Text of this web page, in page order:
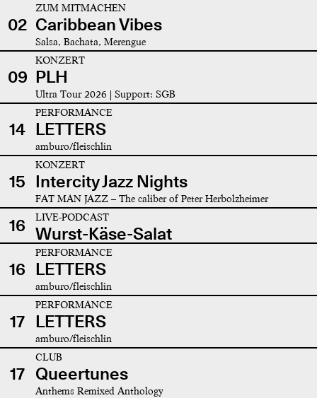
02
ZUM MITMACHEN
Caribbean Vibes
Salsa, Bachata, Merengue
09
KONZERT
PLH
Ultra Tour 2026 | Support: SGB
14
PERFORMANCE
LETTERS
amburo/fleischlin
15
KONZERT
Intercity Jazz Nights
FAT MAN JAZZ – The caliber of Peter Herbolzheimer
16 LIVE-PODCAST
Wurst-Käse-Salat
16
PERFORMANCE
LETTERS
amburo/fleischlin
17
PERFORMANCE
LETTERS
amburo/fleischlin
17
CLUB
Queertunes
Anthems Remixed Anthology